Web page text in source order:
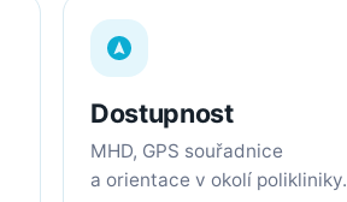
Dostupnost
MHD, GPS souřadnice
a orientace v okolí polikliniky.